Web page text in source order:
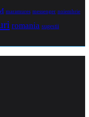
maramures messenger noiembrie
romania sugestii